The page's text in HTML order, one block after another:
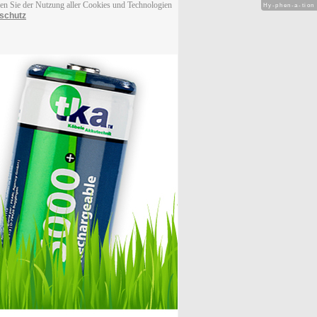
Sie der Nutzung aller Cookies und Technologien
Hy-phen-a-tion